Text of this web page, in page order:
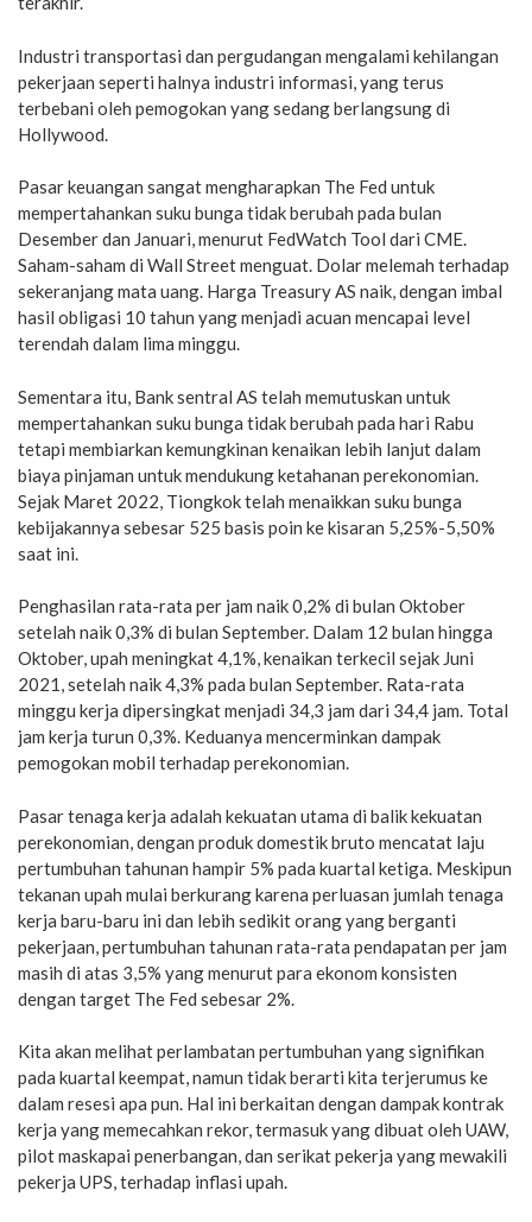
Industri transportasi dan pergudangan mengalami kehilangan
pekerjaan seperti halnya industri informasi, yang terus
terbebani oleh pemogokan yang sedang berlangsung di
Hollywood.
Pasar keuangan sangat mengharapkan The Fed untuk
mempertahankan suku bunga tidak berubah pada bulan
Desember dan Januari, menurut FedWatch Tool dari CME.
Saham-saham di Wall Street menguat. Dolar melemah terhadap
sekeranjang mata uang. Harga Treasury AS naik, dengan imbal
hasil obligasi 10 tahun yang menjadi acuan mencapai level
terendah dalam lima minggu.
Sementara itu, Bank sentral AS telah memutuskan untuk
mempertahankan suku bunga tidak berubah pada hari Rabu
tetapi membiarkan kemungkinan kenaikan lebih lanjut dalam
biaya pinjaman untuk mendukung ketahanan perekonomian.
Sejak Maret 2022, Tiongkok telah menaikkan suku bunga
kebijakannya sebesar 525 basis poin ke kisaran 5,25%-5,50%
saat ini.
Penghasilan rata-rata per jam naik 0,2% di bulan Oktober
setelah naik 0,3% di bulan September. Dalam 12 bulan hingga
Oktober, upah meningkat 4,1%, kenaikan terkecil sejak Juni
2021, setelah naik 4,3% pada bulan September. Rata-rata
minggu kerja dipersingkat menjadi 34,3 jam dari 34,4 jam. Total
jam kerja turun 0,3%. Keduanya mencerminkan dampak
pemogokan mobil terhadap perekonomian.
Pasar tenaga kerja adalah kekuatan utama di balik kekuatan
perekonomian, dengan produk domestik bruto mencatat laju
pertumbuhan tahunan hampir 5% pada kuartal ketiga. Meskipun
tekanan upah mulai berkurang karena perluasan jumlah tenaga
kerja baru-baru ini dan lebih sedikit orang yang berganti
pekerjaan, pertumbuhan tahunan rata-rata pendapatan per jam
masih di atas 3,5% yang menurut para ekonom konsisten
dengan target The Fed sebesar 2%.
Kita akan melihat perlambatan pertumbuhan yang signifikan
pada kuartal keempat, namun tidak berarti kita terjerumus ke
dalam resesi apa pun. Hal ini berkaitan dengan dampak kontrak
kerja yang memecahkan rekor, termasuk yang dibuat oleh UAW,
pilot maskapai penerbangan, dan serikat pekerja yang mewakili
pekerja UPS, terhadap inflasi upah.